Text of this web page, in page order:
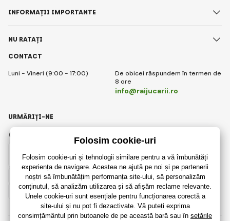
CONTACT
Luni - Vineri (9:00 - 17:00)
De obicei răspundem în termen de
8 ore
info@raijucarii.ro
INFORMAȚII IMPORTANTE
NU RATAȚI
Romanian
URMĂRIȚI-NE
Instagram